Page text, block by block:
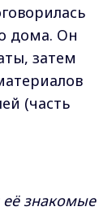
дома. Он
затем
(часть
её знакомые